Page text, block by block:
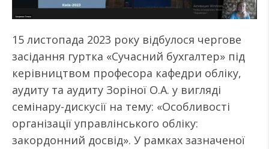
15 листопада 2023 року відбулося чергове
засідання гуртка «Сучасний бухгалтер» під
керівництвом професора кафедри обліку,
аудиту та аудиту Зоріної О.А. у вигляді
семінару-дискусії на тему: «Особливості
організації управлінського обліку:
закордонний досвід». У рамках зазначеної